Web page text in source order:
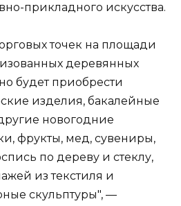
прикладного искусства.
точек на площади
деревянных
будет приобрести
изделия, бакалейные
новогодние
фрукты, мед, сувениры,
по дереву и стеклу,
из текстиля и
скульптуры", —